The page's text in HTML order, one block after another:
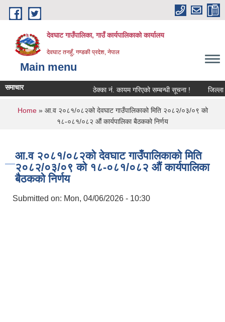
Skip to main content
देवघाट गाउँपालिका, गाउँ कार्यपालिकाको कार्यालय
देवघाट तनहुँ, गण्डकी प्रदेश, नेपाल
Main menu
समाचार ठेक्का नंं. कायम गरिएको सम्बन्धी सूचना ! जिल्ला
You are here
Home» आ.व २०८१/०८२को देवघाट गाउँपालिकाको मिति २०८२/०३/०९ को
१८-०८१/०८२ औं कार्यपालिका बैठकको निर्णय
आ.व २०८१/०८२को देवघाट गाउँपालिकाको मिति
२०८२/०३/०९ को १८-०८१/०८२ औं कार्यपालिका
बैठकको निर्णय
Submitted on: Mon, 04/06/2026 - 10:30